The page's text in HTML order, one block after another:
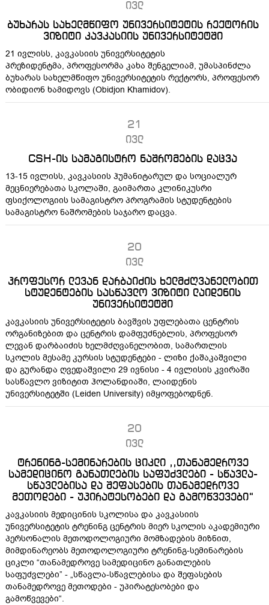
ივლ
ბუხარას სახელმწიფო უნივერსიტეტის რექტორის
ვიზიტი კავკასიის უნივერსიტეტში
21 ივლისს, კავკასიის უნივერსიტეტის
პრეზიდენტმა, პროფესორმა კახა შენგელიამ, უმასპინძლა
ბუხარას სახელმწიფო უნივერსიტეტის რექტორს, პროფესორ
ობიდიონ ხამიდოვს (Obidjon Khamidov).
21
ივლ
CSH-ის სამაგისტრო ნაშრომების დაცვა
13-15 ივლისს, კავკასიის ჰუმანიტარულ და სოციალურ
მეცნიერებათა სკოლაში, გაიმართა კლინიკუსრი
ფსიქოლოგიის სამაგისტრო პროგრამის სტუდენტების
სამაგისტრო ნაშრომების საჯარო დაცვა.
20
ივლ
პროფესორ ლევან დარბაიძის ხელმძღვანელობით
სტუდენტების სასწავლო ვიზიტი ლაიდენის
უნივერსიტეტში
კავკასიის უნივერსიტეტის ბავშვის უფლებათა ცენტრის
ორგანიზებით და ცენტრის დამფუძნებლის, პროფესორ
ლევან დარბაიძის ხელმძღვანელობით, სამართლის
სკოლის მესამე კურსის სტუდენტები - ლიზი ქაშაკაშვილი
და გურანდა ღვედაშვილი 29 ივნისი - 4 ივლისის კვირაში
სასწავლო ვიზიტით ჰოლანდიაში, ლაიდენის
უნივერსიტეტში (Leiden University) იმყოფებოდნენ.
20
ივლ
ტრენინგ-სემინარების ციკლი ,,თანამედროვე
სამედიცინო განათლების საფუძვლები - სწავლა-
სწავლებისა და შეფასების თანამედროვე
მეთოდები - უპირატესობები და გამოწვევები“
კავკასიის მედიცინის სკოლისა და კავკასიის
უნივერსიტეტის ტრენინგ ცენტრის მიერ სკოლის აკადემიური
პერსონალის მეთოდოლოგიური მომზადების მიზნით,
მიმდინარეობს მეთოდოლოგიური ტრენინგ-სემინარების
ციკლი “თანამედროვე სამედიცინო განათლების
საფუძვლები” - „სწავლა-სწავლებისა და შეფასების
თანამედროვე მეთოდები - უპირატესობები და
გამოწვევები“.